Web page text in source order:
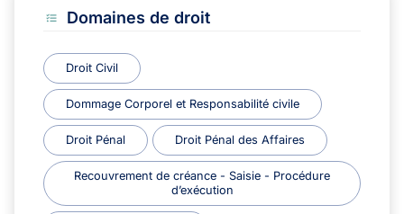
Domaines de droit
Droit Civil
Dommage Corporel et Responsabilité civile
Droit Pénal Droit Pénal des Affaires
Recouvrement de créance - Saisie - Procédure
d’exécution